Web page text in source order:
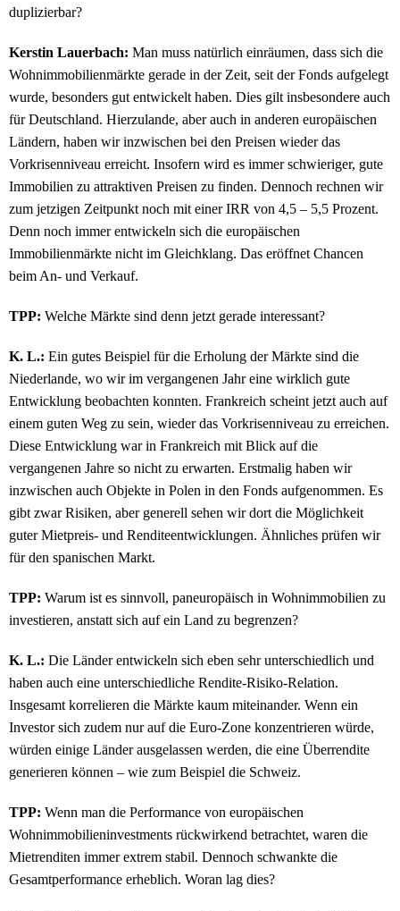
duplizierbar?
Kerstin Lauerbach: Man muss natürlich einräumen, dass sich die
Wohnimmobilienmärkte gerade in der Zeit, seit der Fonds aufgelegt
wurde, besonders gut entwickelt haben. Dies gilt insbesondere auch
für Deutschland. Hierzulande, aber auch in anderen europäischen
Ländern, haben wir inzwischen bei den Preisen wieder das
Vorkrisenniveau erreicht. Insofern wird es immer schwieriger, gute
Immobilien zu attraktiven Preisen zu finden. Dennoch rechnen wir
zum jetzigen Zeitpunkt noch mit einer IRR von 4,5 – 5,5 Prozent.
Denn noch immer entwickeln sich die europäischen
Immobilienmärkte nicht im Gleichklang. Das eröffnet Chancen
beim An- und Verkauf.
TPP: Welche Märkte sind denn jetzt gerade interessant?
K. L.: Ein gutes Beispiel für die Erholung der Märkte sind die
Niederlande, wo wir im vergangenen Jahr eine wirklich gute
Entwicklung beobachten konnten. Frankreich scheint jetzt auch auf
einem guten Weg zu sein, wieder das Vorkrisenniveau zu erreichen.
Diese Entwicklung war in Frankreich mit Blick auf die
vergangenen Jahre so nicht zu erwarten. Erstmalig haben wir
inzwischen auch Objekte in Polen in den Fonds aufgenommen. Es
gibt zwar Risiken, aber generell sehen wir dort die Möglichkeit
guter Mietpreis- und Renditeentwicklungen. Ähnliches prüfen wir
für den spanischen Markt.
TPP: Warum ist es sinnvoll, paneuropäisch in Wohnimmobilien zu
investieren, anstatt sich auf ein Land zu begrenzen?
K. L.: Die Länder entwickeln sich eben sehr unterschiedlich und
haben auch eine unterschiedliche Rendite-Risiko-Relation.
Insgesamt korrelieren die Märkte kaum miteinander. Wenn ein
Investor sich zudem nur auf die Euro-Zone konzentrieren würde,
würden einige Länder ausgelassen werden, die eine Überrendite
generieren können – wie zum Beispiel die Schweiz.
TPP: Wenn man die Performance von europäischen
Wohnimmobilieninvestments rückwirkend betrachtet, waren die
Mietrenditen immer extrem stabil. Dennoch schwankte die
Gesamtperformance erheblich. Woran lag dies?